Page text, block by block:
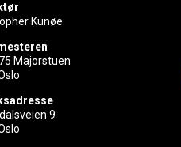
Kunøe
Majorstuen
9